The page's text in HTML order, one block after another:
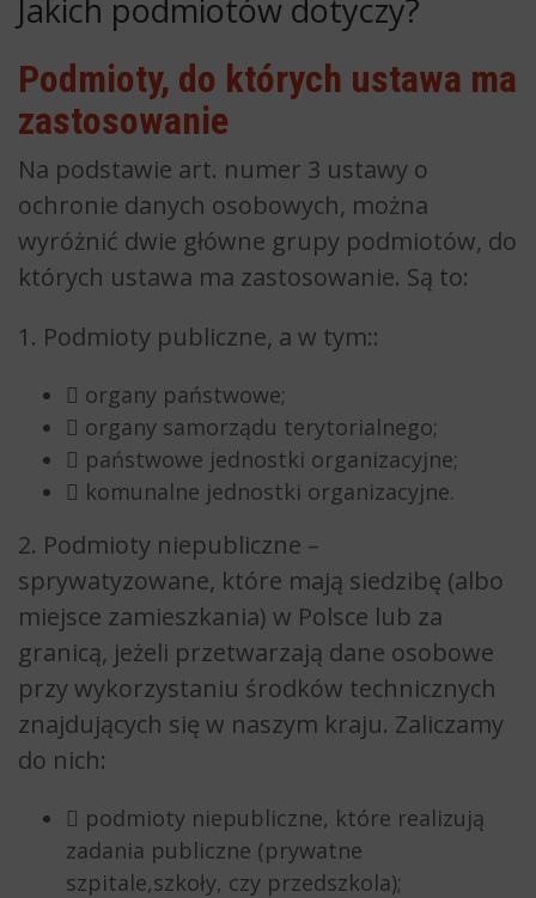
Jakich podmiotów dotyczy?
Podmioty, do których ustawa ma
zastosowanie
Na podstawie art. numer 3 ustawy o
ochronie danych osobowych, można
wyróżnić dwie główne grupy podmiotów, do
których ustawa ma zastosowanie. Są to:
1. Podmioty publiczne, a w tym::
 organy państwowe;
 organy samorządu terytorialnego;
 państwowe jednostki organizacyjne;
 komunalne jednostki organizacyjne.
2. Podmioty niepubliczne –
sprywatyzowane, które mają siedzibę (albo
miejsce zamieszkania) w Polsce lub za
granicą, jeżeli przetwarzają dane osobowe
przy wykorzystaniu środków technicznych
znajdujących się w naszym kraju. Zaliczamy
do nich:
 podmioty niepubliczne, które realizują
zadania publiczne (prywatne
szpitale,szkoły, czy przedszkola);